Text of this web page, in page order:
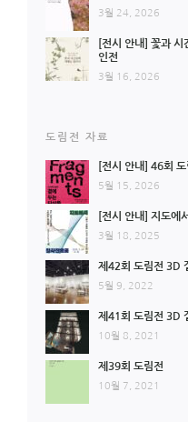
3월 24, 2026
[전시 안내] 꽃과 시
인전
3월 16, 2026
도림전 자료
[전시 안내] 46회
5월 15, 2026
[전시 안내] 지도에
3월 18, 2025
제42회 도림전 3D
5월 9, 2022
제41회 도림전 3D
10월 8, 2021
제39회 도림전
10월 7, 2021